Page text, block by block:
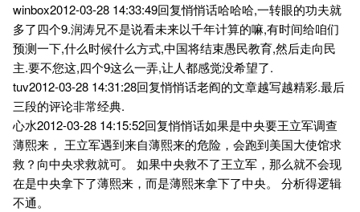
winbox2012-03-28 14:33:49回复悄悄话哈哈哈,一转眼的功夫就
多了四个9.润涛兄不是说看未来以千年计算的嘛,有时间给咱们
预测一下,什么时候什么方式,中国将结束愚民教育,然后走向民
主.要不您这,四个9这么一弄,让人都感觉没希望了.
tuv2012-03-28 14:31:28回复悄悄话老阎的文章越写越精彩.最后
三段的评论非常经典.
心水2012-03-28 14:15:52回复悄悄话如果是中央要王立军调查
薄熙来， 王立军遇到来自薄熙来的危险，会跑到美国大使馆求
救？向中央求救就可。 如果中央救不了王立军，那么就不会现
在是中央拿下了薄熙来，而是薄熙来拿下了中央。 分析得逻辑
不通。